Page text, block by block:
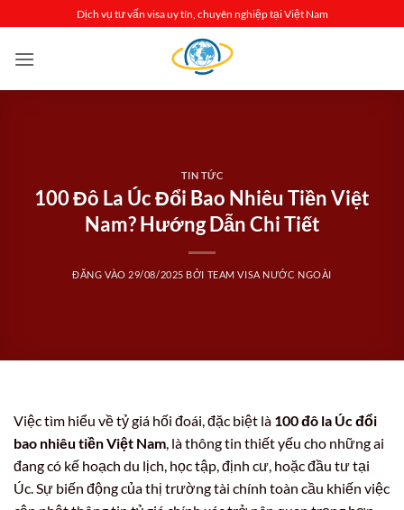
qua
nội
Dịch vụ tư vấn visa uy tín, chuyên nghiệp tại Việt Nam
TIN TỨC
100 Đô La Úc Đổi Bao Nhiêu Tiền Việt
Nam? Hướng Dẫn Chi Tiết
ĐĂNG VÀO 29/08/2025 BỞI TEAM VISA NƯỚC NGOÀI
Việc tìm hiểu về tỷ giá hối đoái, đặc biệt là 100 đô la Úc đổi
bao nhiêu tiền Việt Nam, là thông tin thiết yếu cho những ai
đang có kế hoạch du lịch, học tập, định cư, hoặc đầu tư tại
Úc. Sự biến động của thị trường tài chính toàn cầu khiến việc